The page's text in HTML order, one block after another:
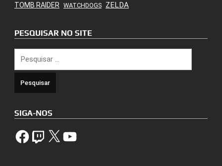
TOMB RAIDER WATCHDOGS ZELDA
PESQUISAR NO SITE
por:
SIGA-NOS
FacebookTwitch X YouTube